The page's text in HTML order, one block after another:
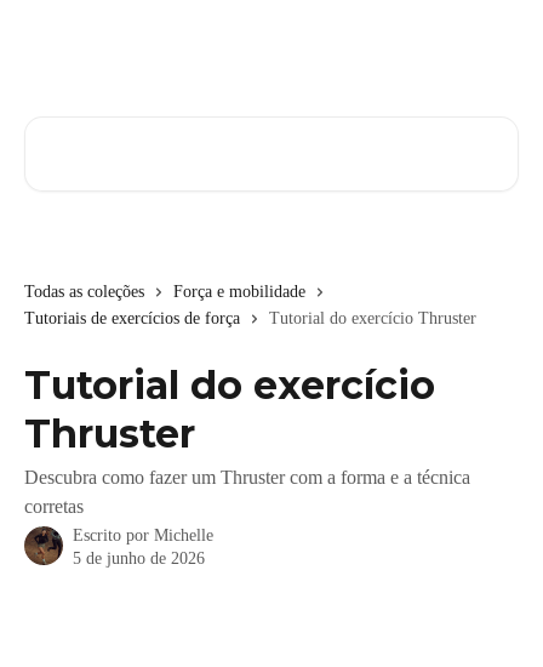
Todas as coleções
Força e mobilidade
Tutoriais de exercícios de força
Tutorial do exercício Thruster
Tutorial do exercício
Thruster
Descubra como fazer um Thruster com a forma e a técnica
corretas
Escrito por Michelle
5 de junho de 2026